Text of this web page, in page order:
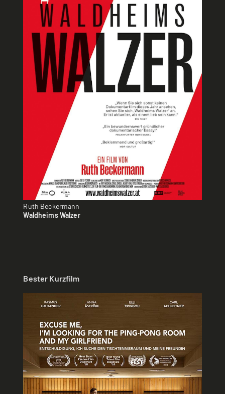
Ruth Beckermann
Waldheims Walzer
Bester Kurzfilm